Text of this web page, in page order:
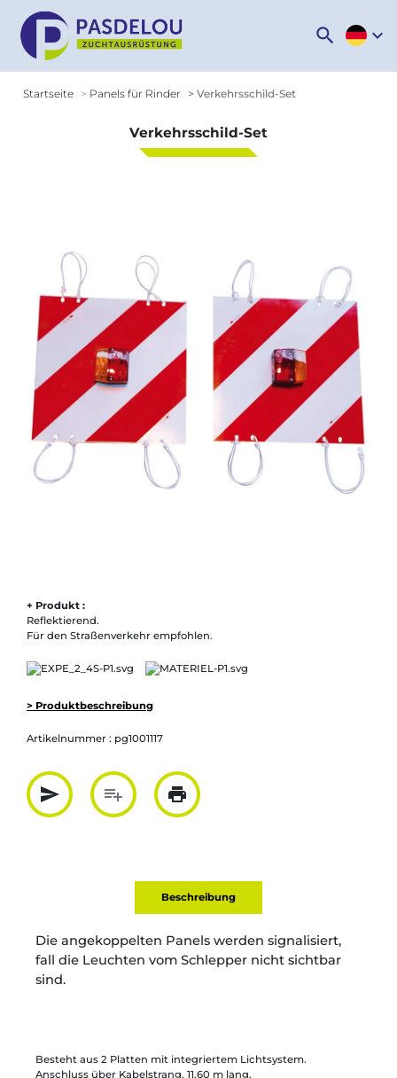
search expand_more
Startseite Panels für Rinder Verkehrsschild-Set
Verkehrsschild-Set
+ Produkt :
Reflektierend.
Für den Straßenverkehr empfohlen.
> Produktbeschreibung
Artikelnummer : pg1001117
send
Partager par mail
playlist_add
Ajouter à la liste
print
Imprimer
Beschreibung
Die angekoppelten Panels werden signalisiert,
fall die Leuchten vom Schlepper nicht sichtbar
sind.
Besteht aus 2 Platten mit integriertem Lichtsystem.
Anschluss über Kabelstrang, 11,60 m lang.